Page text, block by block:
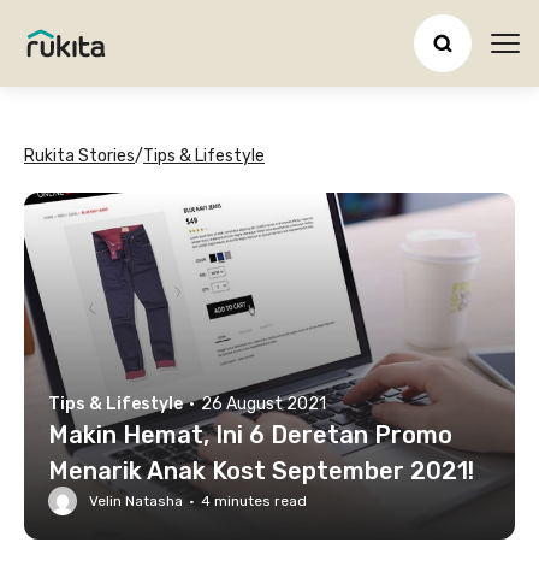
Rukita Stories/Tips & Lifestyle
Tips & Lifestyle · 26 August 2021
Makin Hemat, Ini 6 Deretan Promo
Menarik Anak Kost September 2021!
Velin Natasha · 4 minutes read